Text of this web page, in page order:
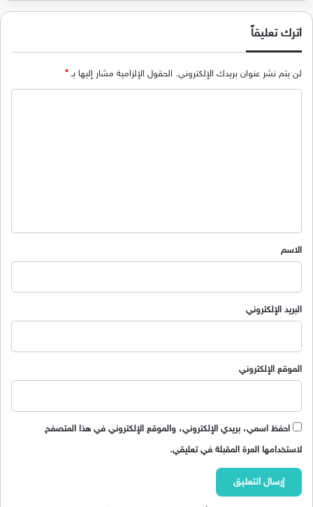
اترك تعليقاً
لن يتم نشر عنوان بريدك الإلكتروني. الحقول الإلزامية مشار إليها بـ*
*
الاسم
البريد الإلكتروني
الموقع الإلكتروني
احفظ اسمي، بريدي الإلكتروني، والموقع الإلكتروني في هذا المتصفح
لاستخدامها المرة المقبلة في تعليقي.